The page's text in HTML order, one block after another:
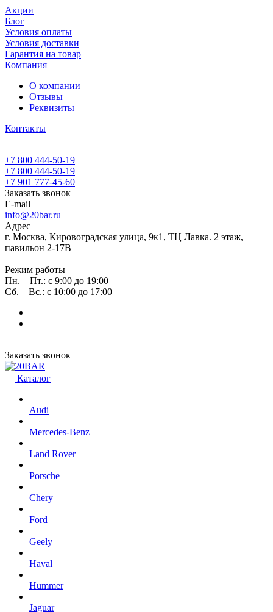
Акции
Блог
Условия оплаты
Условия доставки
Гарантия на товар
Компания
О компании
Отзывы
Реквизиты
Контакты
+7 800 444-50-19
+7 800 444-50-19
+7 901 777-45-60
Заказать звонок
E-mail
info@20bar.ru
Адрес
г. Москва, Кировоградская улица, 9к1, ТЦ Лавка. 2 этаж,
павильон 2-17В
Режим работы
Пн. – Пт.: с 9:00 до 19:00
Сб. – Вс.: с 10:00 до 17:00
Заказать звонок
Каталог
Audi
Mercedes-Benz
Land Rover
Porsche
Chery
Ford
Geely
Haval
Hummer
Jaguar